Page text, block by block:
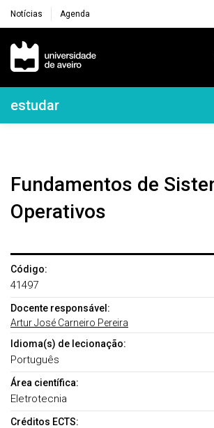
Notícias Agenda
Navegação Principal
Navegação Lateral
estudar
Fundamentos de Sistemas
Operativos
Código:
41497
Docente responsável:
Artur José Carneiro Pereira
Idioma(s) de lecionação:
Português
Área científica:
Eletrotecnia
Créditos ECTS: